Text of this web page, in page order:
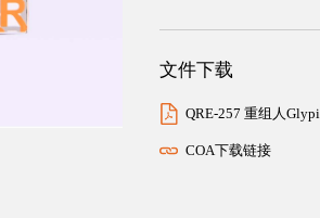
文件下载
QRE-257 重组人
COA下载链接